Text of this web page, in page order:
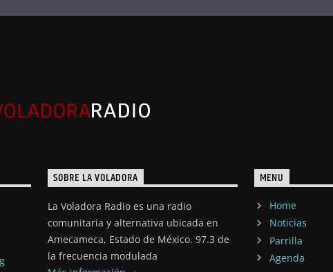
SOBRE LA VOLADORA
La Voladora Radio es una radio
comunitaria y alternativa ubicada en
Amecameca, Estado de México. 97.3 de
la frecuencia modulada
MENU
Home
Noticias
Parrilla
Agenda